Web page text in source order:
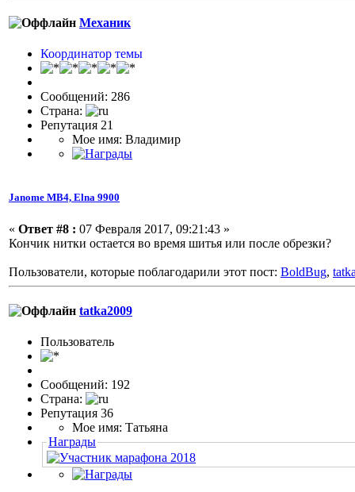
Механик
Координатор темы
Сообщений: 286
Страна:
Репутация 21
Мое имя: Владимир
Janome МВ4, Elna 9900
« Ответ #8 : 07 Февраля 2017, 09:21:43 »
Кончик нитки остается во время шитья или после обрезки?
Пользователи, которые поблагодарили этот пост: BoldBug,
tatka2009
Пользовaтeль
Сообщений: 192
Страна:
Репутация 36
Мое имя: Татьяна
Награды